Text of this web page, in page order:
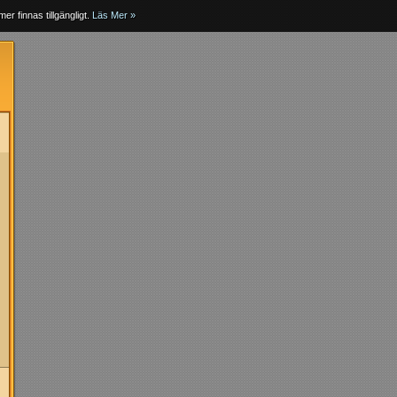
finnas tillgängligt. Läs Mer »